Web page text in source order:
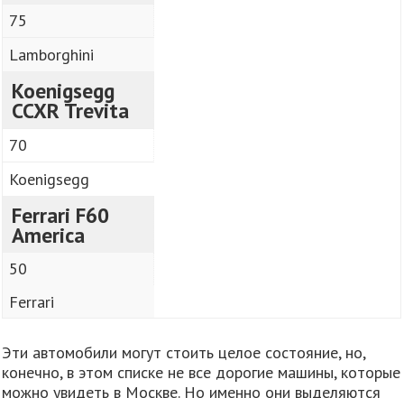
75
Lamborghini
Koenigsegg
CCXR Trevita
70
Koenigsegg
Ferrari F60
America
50
Ferrari
Эти автомобили могут стоить целое состояние, но,
конечно, в этом списке не все дорогие машины, которые
можно увидеть в Москве. Но именно они выделяются